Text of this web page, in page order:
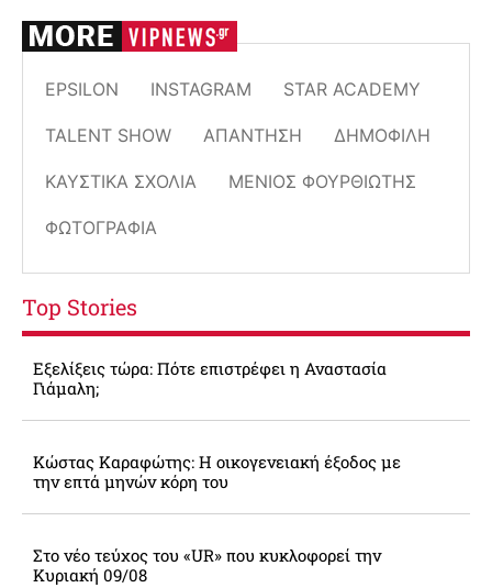
EPSILON INSTAGRAM STAR ACADEMY
TALENT SHOW ΑΠΆΝΤΗΣΗ ΔΗΜΟΦΙΛΗ
ΚΑΥΣΤΙΚΆ ΣΧΌΛΙΑ ΜΈΝΙΟΣ ΦΟΥΡΘΙΏΤΗΣ
ΦΩΤΟΓΡΑΦΊΑ
Top Stories
Εξελίξεις τώρα: Πότε επιστρέφει η Αναστασία
Γιάμαλη;
Κώστας Καραφώτης: Η οικογενειακή έξοδος με
την επτά μηνών κόρη του
Στο νέο τεύχος του «UR» που κυκλοφορεί την
Κυριακή 09/08